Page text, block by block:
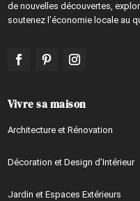
de nouvelles découvertes,
soutenez l’économie locale au
Vivre sa maison
Architecture et Rénovation
Décoration et Design d’Intérieur
Jardin et Espaces Extérieurs